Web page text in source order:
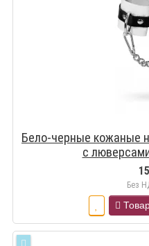
Бело-черные кожаные
с
Без